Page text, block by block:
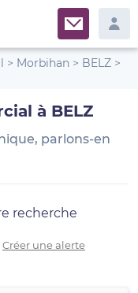
> Morbihan > BELZ >
à BELZ
parlons-en
recherche
Créer une alerte